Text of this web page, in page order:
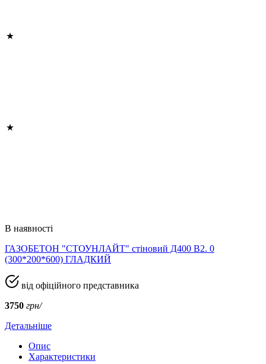
В наявності
ГАЗОБЕТОН "СТОУНЛАЙТ" стіновий Д400 В2. 0
(300*200*600) ГЛАДКИЙ
від офіційного представника
3750 грн/
Детальніше
Опис
Характеристики